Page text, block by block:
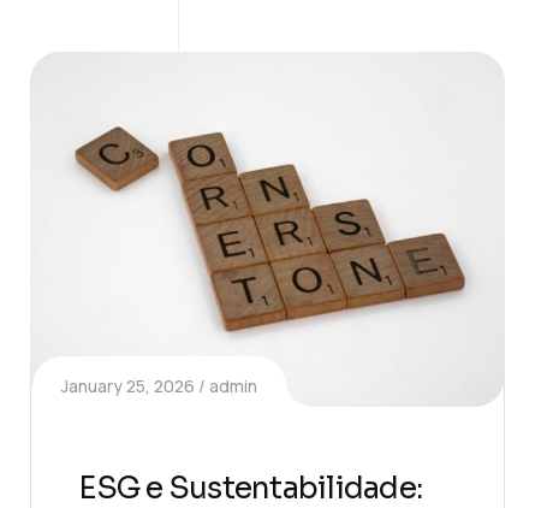
January 25, 2026 admin
ESG e Sustentabilidade: